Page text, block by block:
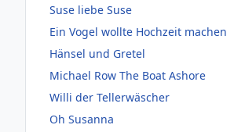
Suse liebe Suse
Ein Vogel wollte Hochzeit machen
Hänsel und Gretel
Michael Row The Boat Ashore
Willi der Tellerwäscher
Oh Susanna